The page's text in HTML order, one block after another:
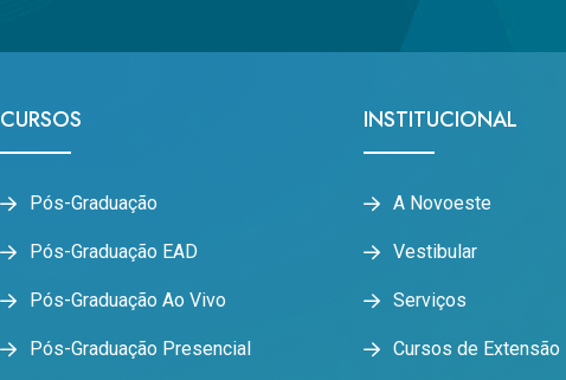
CURSOS
Pós-Graduação
Pós-Graduação EAD
Pós-Graduação Ao Vivo
Pós-Graduação Presencial
INSTITUCIONAL
A Novoeste
Vestibular
Serviços
Cursos de Extensão